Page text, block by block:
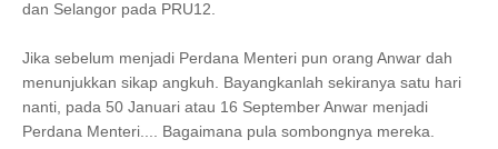
dan Selangor pada PRU12.
Jika sebelum menjadi Perdana Menteri pun orang Anwar dah
menunjukkan sikap angkuh. Bayangkanlah sekiranya satu hari
nanti, pada 50 Januari atau 16 September Anwar menjadi
Perdana Menteri.... Bagaimana pula sombongnya mereka.